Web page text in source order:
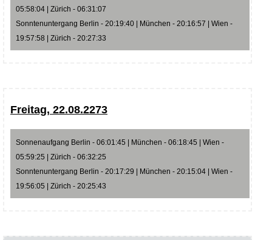
05:58:04 | Zürich - 06:31:07
Sonntenuntergang Berlin - 20:19:40 | München - 20:16:57 | Wien -
19:57:58 | Zürich - 20:27:33
Freitag, 22.08.2273
Sonnenaufgang Berlin - 06:01:45 | München - 06:18:45 | Wien -
05:59:25 | Zürich - 06:32:25
Sonntenuntergang Berlin - 20:17:29 | München - 20:15:04 | Wien -
19:56:05 | Zürich - 20:25:43